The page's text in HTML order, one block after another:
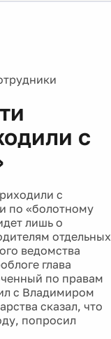
с
с
по «болотному
лишь о
отдельных
ведомства
глава
по правам
с Владимиром
сказал, что
попросил